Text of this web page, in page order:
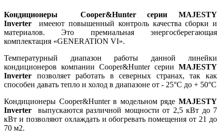
Кондиционеры Cooper&Hunter серии MAJESTY
Inverter
имееют повышенный контроль качества сборки и
материалов. Это премиальная энергосберегающая
комплектация «GENERATION VI».
Температурный диапазон работы данной линейки
кондиционеров компании Cooper&Hunter серии MAJESTY
Inverter позволяет работать в северных странах, так как
способен давать тепло и холод в диапазоне от - 25°С до + 50°С
Кондиционеры Cooper&Hunter в модельном ряде MAJESTY
Inverter выпускаются различной мощности от 2,5 кВт до 7
кВт и позволяют охлаждать и обогревать помещения от 21 до
70 м2.